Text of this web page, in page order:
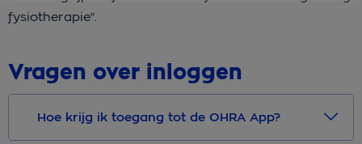
fysiotherapie".
Vragen over inloggen
Hoe krijg ik toegang tot de OHRA App?